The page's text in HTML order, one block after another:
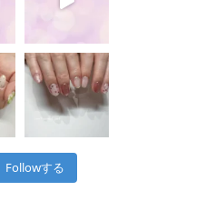
Followする